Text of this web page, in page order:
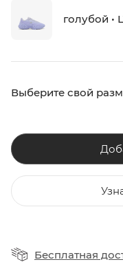
голубой •
Выберите свой
Бесплатная